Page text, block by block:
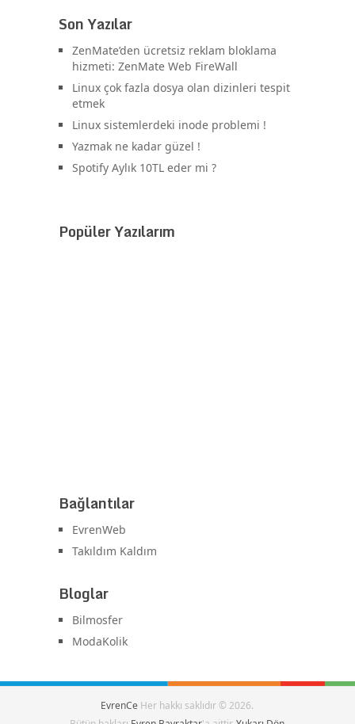
Son Yazılar
ZenMate’den ücretsiz reklam bloklama
hizmeti: ZenMate Web FireWall
Linux çok fazla dosya olan dizinleri tespit
etmek
Linux sistemlerdeki inode problemi !
Yazmak ne kadar güzel !
Spotify Aylık 10TL eder mi ?
Popüler Yazılarım
Bağlantılar
EvrenWeb
Takıldım Kaldım
Bloglar
Bilmosfer
ModaKolik
EvrenCe Her hakkı saklıdır © 2026.